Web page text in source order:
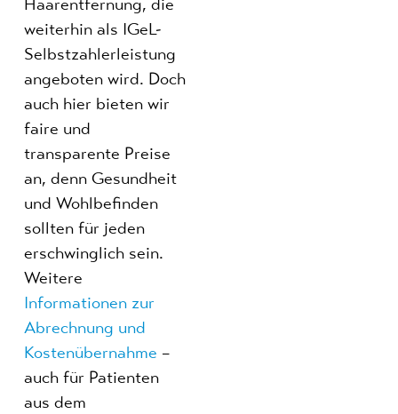
weiterhin als IGeL-
Selbstzahlerleistung
angeboten wird. Doch
auch hier bieten wir
faire und
transparente Preise
an, denn Gesundheit
und Wohlbefinden
sollten für jeden
erschwinglich sein.
Weitere
Informationen zur
Abrechnung und
Kostenübernahme –
auch für Patienten
aus dem